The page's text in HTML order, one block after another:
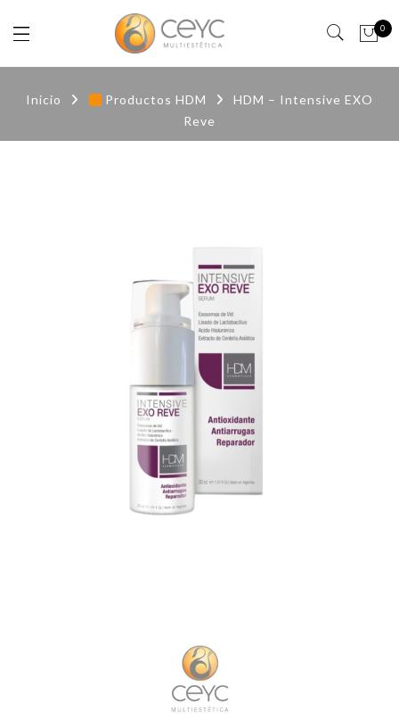
0
Inicio Productos HDM
HDM – Intensive EXO
Reve